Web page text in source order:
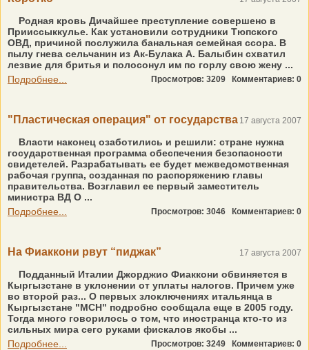
Родная кровь Дичайшее преступление совершено в
Прииссыккулье. Как установили сотрудники Тюпского
ОВД, причиной послужила банальная семейная ссора. В
пылу гнева сельчанин из Ак-Булака А. Балыбин схватил
лезвие для бритья и полосонул им по горлу свою жену ...
Подробнее...
Просмотров: 3209 Комментариев: 0
"Пластическая операция" от государства 17 августа 2007
Власти наконец озаботились и решили: стране нужна
государственная программа обеспечения безопасности
свидетелей. Разрабатывать ее будет межведомственная
рабочая группа, созданная по распоряжению главы
правительства. Возглавил ее первый заместитель
министра ВД О ...
Подробнее...
Просмотров: 3046 Комментариев: 0
На Фиаккони рвут “пиджак” 17 августа 2007
Подданный Италии Джорджио Фиаккони обвиняется в
Кыргызстане в уклонении от уплаты налогов. Причем уже
во второй раз... О первых злоключениях итальянца в
Кыргызстане "МСН" подробно сообщала еще в 2005 году.
Тогда много говорилось о том, что иностранца кто-то из
сильных мира сего руками фискалов якобы ...
Подробнее...
Просмотров: 3249 Комментариев: 0